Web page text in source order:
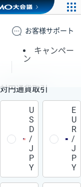
お客様サポート
キャンペー
ン
対円通貨取引
U
S
D
/
J
P
Y
E
U
R
/
J
P
Y